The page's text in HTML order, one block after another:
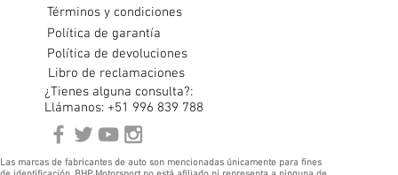
Términos y condiciones
Política de garantía
Política de devoluciones
Libro de reclamaciones
¿Tienes alguna consulta?:
Llámanos: +51 996 839 788
Las marcas de fabricantes de auto son mencionadas únicamente para fines